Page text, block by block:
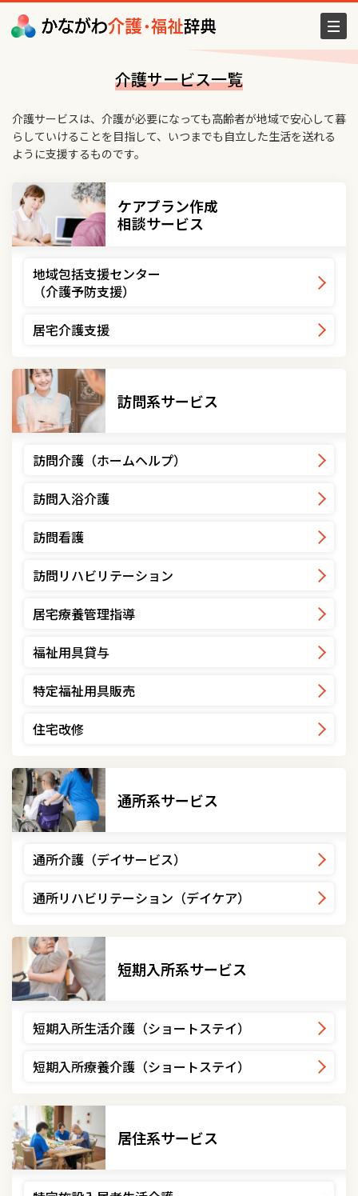
介護サービス一覧
介護サービスは、介護が必要になっても高齢者が地域で安心して暮
らしていけることを目指して、いつまでも自立した生活を送れる
ように支援するものです。
ケアプラン作成
相談サービス
地域包括支援センター
（介護予防支援）
居宅介護支援
訪問系サービス
訪問介護（ホームヘルプ）
訪問入浴介護
訪問看護
訪問リハビリテーション
居宅療養管理指導
福祉用具貸与
特定福祉用具販売
住宅改修
通所系サービス
通所介護（デイサービス）
通所リハビリテーション（デイケア）
短期入所系サービス
短期入所生活介護（ショートステイ）
短期入所療養介護（ショートステイ）
居住系サービス